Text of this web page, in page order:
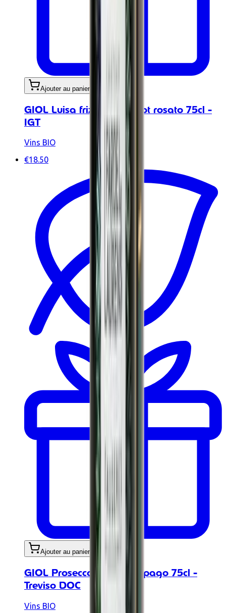
Ajouter au panier
GIOL Luisa frizzante Merlot rosato 75cl -
IGT
Vins BIO
€18.50
Ajouter au panier
GIOL Prosecco frizzante Spago 75cl -
Treviso DOC
Vins BIO